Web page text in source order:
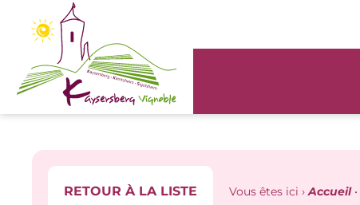
RETOUR À LA LISTE Vous êtes ici › Accueil•
Panneau de gestion des cookies